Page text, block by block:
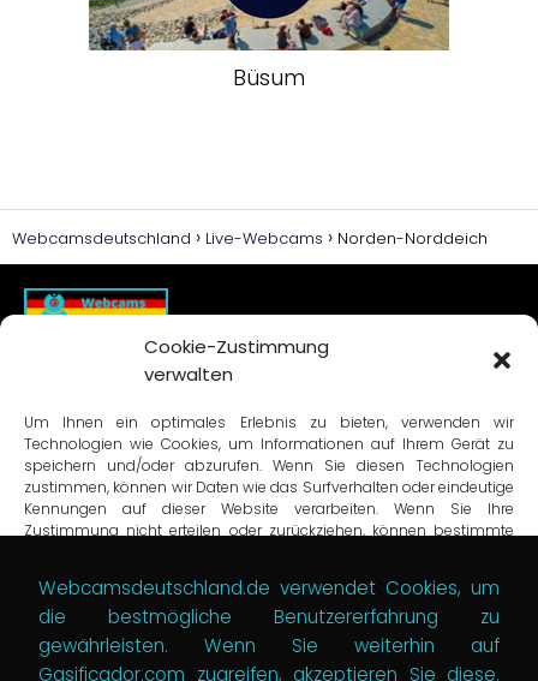
Cookie-Zustimmung
verwalten
Um Ihnen ein optimales Erlebnis zu bieten, verwenden wir
Technologien wie Cookies, um Informationen auf Ihrem Gerät zu
speichern und/oder abzurufen. Wenn Sie diesen Technologien
zustimmen, können wir Daten wie das Surfverhalten oder eindeutige
Kennungen auf dieser Website verarbeiten. Wenn Sie Ihre
Zustimmung nicht erteilen oder zurückziehen, können bestimmte
Akzeptieren
Verweigern
Büsum
Webcamsdeutschland Live-Webcams Norden-Norddeich
Datenschutzbestimmungen
Bedingungen und Konditionen
Cookie-Richtlinie (EU)
Sitemap 1
Webcamsdeutschland.de verwendet Cookies, um
die bestmögliche Benutzererfahrung zu
gewährleisten. Wenn Sie weiterhin auf
Gasificador.com zugreifen, akzeptieren Sie diese.